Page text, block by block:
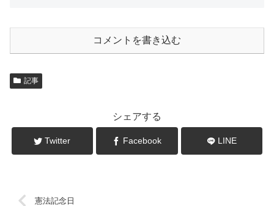
コメントを書き込む
記事
シェアする
Twitter Facebook LINE
憲法記念日